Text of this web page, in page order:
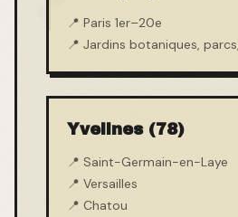
📍 Paris 1er–20e
📍 Jardins botaniques,
Yvelines (78)
📍 Saint-Germain-en-Laye
📍 Versailles
📍 Chatou